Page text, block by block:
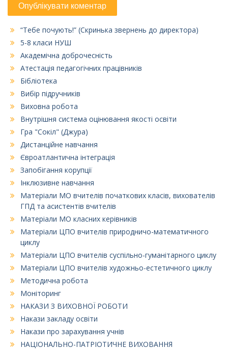
“Тебе почують!” (Скринька звернень до директора)
5-8 класи НУШ
Академічна доброчесність
Атестація педагогічних працівників
Бібліотека
Вибір підручників
Виховна робота
Внутрішня система оцінювання якості освіти
Гра "Сокіл" (Джура)
Дистанційне навчання
Євроатлантична інтеграція
Запобігання корупції
Інклюзивне навчання
Матеріали МО вчителів початкових класів, вихователів
ГПД та асистентів вчителів
Матеріали МО класних керівників
Матеріали ЦПО вчителів природничо-математичного
циклу
Матеріали ЦПО вчителів суспільно-гуманітарного циклу
Матеріали ЦПО вчителів художньо-естетичного циклу
Методична робота
Моніторинг
НАКАЗИ З ВИХОВНОЇ РОБОТИ
Накази закладу освіти
Накази про зарахування учнів
НАЦІОНАЛЬНО-ПАТРІОТИЧНЕ ВИХОВАННЯ